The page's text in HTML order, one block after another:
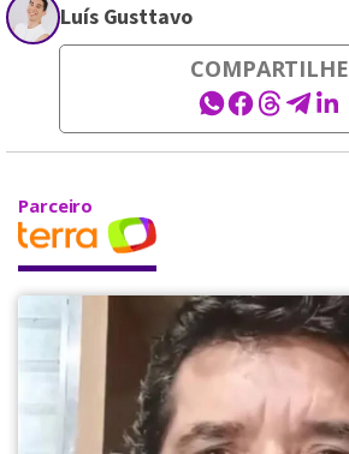
Luís Gusttavo
COMPARTILHE
Parceiro